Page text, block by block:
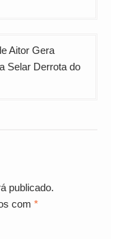
Aitor Gera
Selar Derrota do
publicado.
com *